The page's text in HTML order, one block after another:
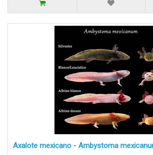
Axalote mexicano - Ambystoma